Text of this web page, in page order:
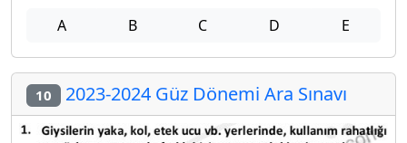
A B C D E
10 2023-2024 Güz Dönemi Ara Sınavı